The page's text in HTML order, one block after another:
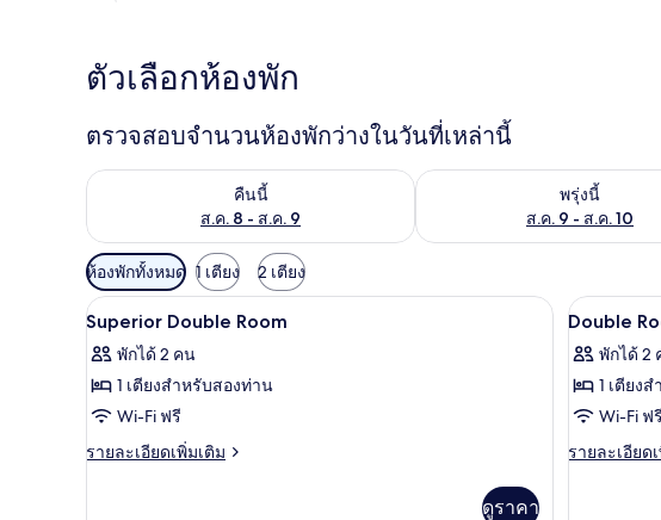
ตัวเลือกห้องพัก
ตรวจสอบจำนวนห้องพักว่างในวันที่เหล่านี้
คืนนี้
ส.ค. 8 - ส.ค. 9
ตรวจสอบจำนวนห้องพักว่างในคืนนี้ ส.ค. 8 - ส.ค. 9
พรุ่งนี้
ส.ค. 9 - ส.ค. 10
ตรวจสอบจำนวนห้องพักว่างใ
ตัว
กรอง
ที่
มี
ให้
สำหรับ
ห้อง
ห้องพักทั้งหมด 1 เตียง 2 เตียง
เปิด
ภาพถ่าย
ทั้งหมด
ของ
Superior
เครื่องนอนป้องกันสารก่อภูมิแพ้, ผ้านวมขนเป็ด, ตู้นิ
21
Superior Double Room
พักได้ 2 คน
1 เตียงสำหรับสองท่าน
Wi-Fi ฟรี
รายละเอียดเพิ่มเติม
ราย
ดูราคา
เปิด
ภาพถ่าย
ทั้งหมด
ของ
Double
2
Double
พักได้ 2
1 เตียง
Wi-Fi ฟรี
รายละเอียด
ราย